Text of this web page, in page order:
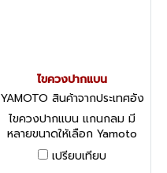
ไขควงปากแบน
YAMOTO สินค้าจากประเทศอัง
กฤษ-1
ไขควงปากแบน แกนกลม มี
หลายขนาดให้เลือก Yamoto
Tri-LineTM Screwdriver:
Flared Tip
เปรียบเทียบ